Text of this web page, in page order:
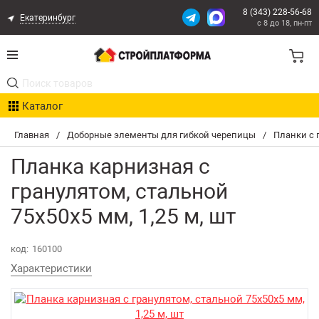
Главная / Доборные элементы для гибкой черепицы / Планки с
Планка карнизная с
гранулятом, стальной
75х50х5 мм, 1,25 м, шт
код: 160100
Характеристики
Екатеринбург
8 (343) 228-56-68
с 8 до 18, пн-пт
Каталог
Акции
Расчет доставки
Организациям
Статьи
Контакты